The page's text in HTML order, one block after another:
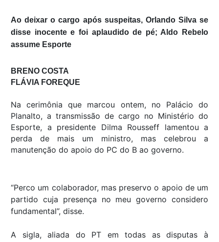
Ao deixar o cargo após suspeitas, Orlando Silva se
disse inocente e foi aplaudido de pé; Aldo Rebelo
assume Esporte
BRENO COSTA
FLÁVIA FOREQUE
Na cerimônia que marcou ontem, no Palácio do
Planalto, a transmissão de cargo no Ministério do
Esporte, a presidente Dilma Rousseff lamentou a
perda de mais um ministro, mas celebrou a
manutenção do apoio do PC do B ao governo.
“Perco um colaborador, mas preservo o apoio de um
partido cuja presença no meu governo considero
fundamental”, disse.
A sigla, aliada do PT em todas as disputas à